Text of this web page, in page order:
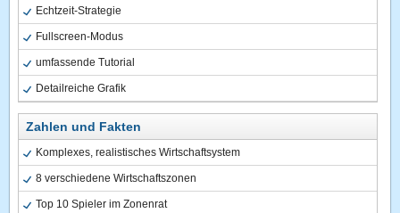
Echtzeit-Strategie
Fullscreen-Modus
umfassende Tutorial
Detailreiche Grafik
Zahlen und Fakten
Komplexes, realistisches Wirtschaftsystem
8 verschiedene Wirtschaftszonen
Top 10 Spieler im Zonenrat